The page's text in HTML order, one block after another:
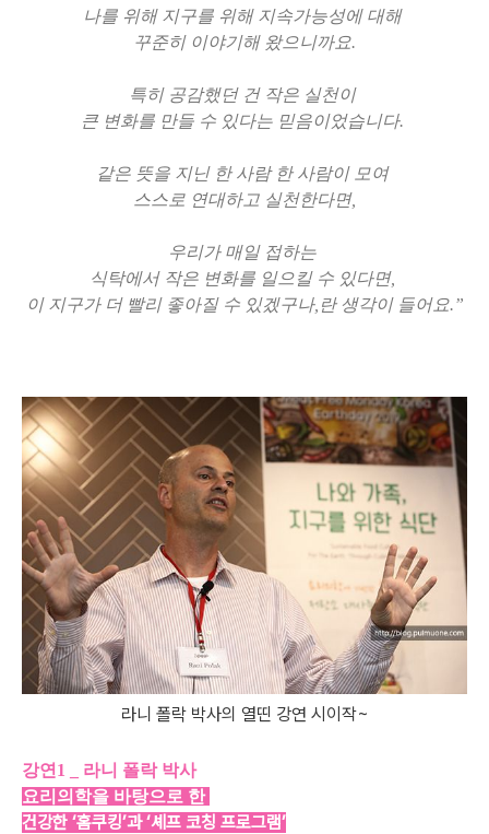
나를 위해 지구를 위해 지속가능성에 대해
꾸준히 이야기해 왔으니까요.
특히 공감했던 건 작은 실천이
큰 변화를 만들 수 있다는 믿음이었습니다.
같은 뜻을 지닌 한 사람 한 사람이 모여
스스로 연대하고 실천한다면,
우리가 매일 접하는
식탁에서 작은 변화를 일으킬 수 있다면,
이 지구가 더 빨리 좋아질 수 있겠구나,란 생각이 들어요.”
라니 폴락 박사의 열띤 강연 시이작~
강연1 _ 라니 폴락 박사
요리의학을 바탕으로 한
건강한 ‘홈쿠킹’과 ‘셰프 코칭 프로그램’